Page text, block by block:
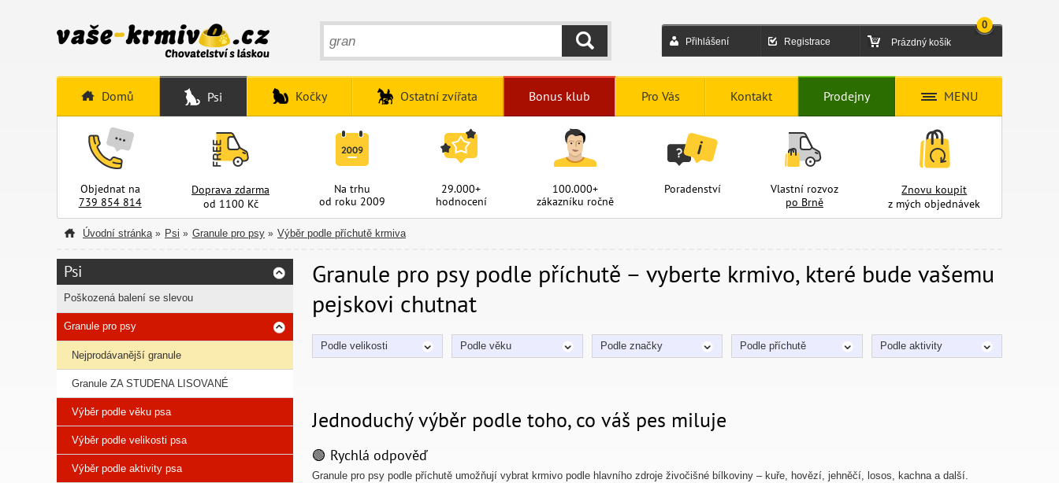
Přihlášení Registrace Prázdný košík
0
HLEDAT
Domů Psi Kočky Ostatní zvířata Bonus klub Pro Vás Kontakt Prodejny MENU
Objednat na
739 854 814
Doprava zdarma
od 1100 Kč
Na trhu
od roku 2009
29.000+
hodnocení
100.000+
zákazníku ročně
Poradenství
Vlastní rozvoz
po Brně
Znovu koupit
z mých objednávek
Úvodní stránka » Psi » Granule pro psy » Výběr podle příchutě krmiva
Granule pro psy podle příchutě – vyberte krmivo, které bude vašemu
pejskovi chutnat
Podle velikosti Podle věku Podle značky Podle příchutě Podle aktivity
Jednoduchý výběr podle toho, co váš pes miluje
🟢 Rychlá odpověď
Granule pro psy podle příchutě umožňují vybrat krmivo podle hlavního zdroje živočišné bílkoviny – kuře, hovězí, jehněčí, losos, kachna a další.
Psi
Poškozená balení se slevou
Granule pro psy
Nejprodávanější granule
Granule ZA STUDENA LISOVANÉ
Výběr podle věku psa
Výběr podle velikosti psa
Výběr podle aktivity psa